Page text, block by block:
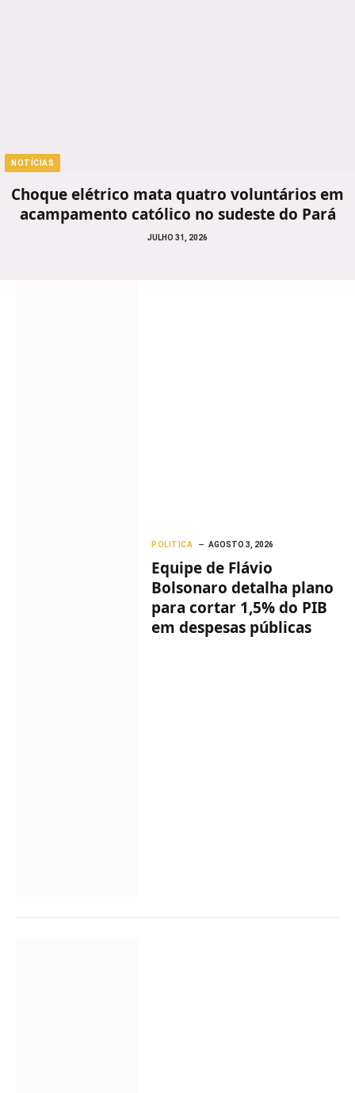
NOTÍCIAS
Choque elétrico mata quatro voluntários em
acampamento católico no sudeste do Pará
JULHO 31, 2026
POLITICA AGOSTO 3, 2026
Equipe de Flávio
Bolsonaro detalha plano
para cortar 1,5% do PIB
em despesas públicas